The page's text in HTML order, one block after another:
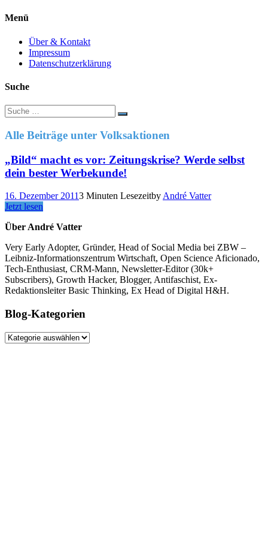
Menü
Über & Kontakt
Impressum
Datenschutzerklärung
Suche
Suche
nach:
Alle Beiträge unter Volksaktionen
„Bild“ macht es vor: Zeitungskrise? Werde selbst
dein bester Werbekunde!
16. Dezember 20113 Minuten Lesezeitby André Vatter
Jetzt lesen
Über André Vatter
Very Early Adopter, Gründer, Head of Social Media bei ZBW –
Leibniz-Informationszentrum Wirtschaft, Open Science Aficionado,
Tech-Enthusiast, CRM-Mann, Newsletter-Editor (30k+
Subscribers), Growth Hacker, Blogger, Antifaschist, Ex-
Redaktionsleiter Basic Thinking, Ex Head of Digital H&H.
Blog-Kategorien
Blog-